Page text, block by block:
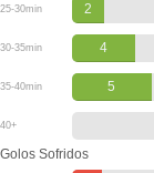
25-30min 2
30-35min 4
35-40min 5
40+
Golos Sofridos